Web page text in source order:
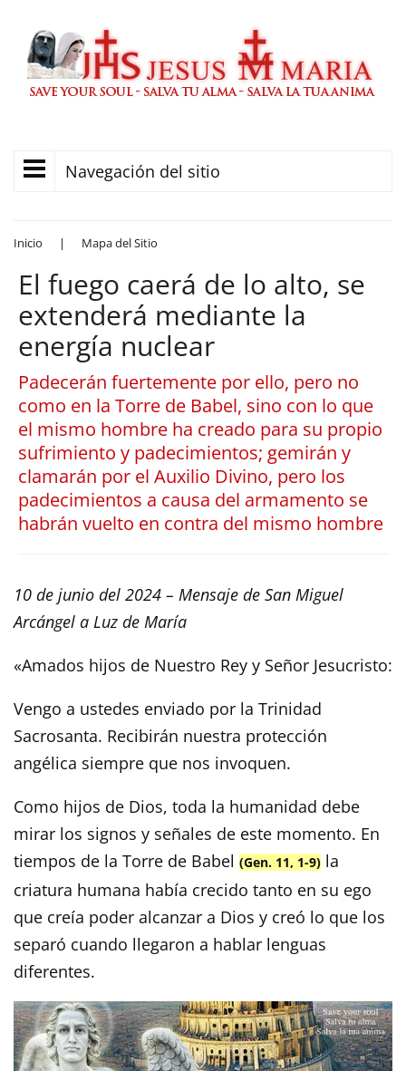
Navegación del sitio
Inicio | Mapa del Sitio
El fuego caerá de lo alto, se
extenderá mediante la
energía nuclear
Padecerán fuertemente por ello, pero no
como en la Torre de Babel, sino con lo que
el mismo hombre ha creado para su propio
sufrimiento y padecimientos; gemirán y
clamarán por el Auxilio Divino, pero los
padecimientos a causa del armamento se
habrán vuelto en contra del mismo hombre
10 de junio del 2024 – Mensaje de San Miguel
Arcángel a Luz de María
«Amados hijos de Nuestro Rey y Señor Jesucristo:
Vengo a ustedes enviado por la Trinidad
Sacrosanta. Recibirán nuestra protección
angélica siempre que nos invoquen.
Como hijos de Dios, toda la humanidad debe
mirar los signos y señales de este momento. En
tiempos de la Torre de Babel (Gen. 11, 1-9) la
criatura humana había crecido tanto en su ego
que creía poder alcanzar a Dios y creó lo que los
separó cuando llegaron a hablar lenguas
diferentes.